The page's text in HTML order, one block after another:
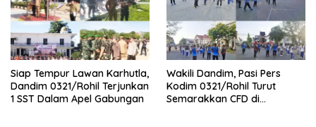
Siap Tempur Lawan Karhutla,
Dandim 0321/Rohil Terjunkan
1 SST Dalam Apel Gabungan
Wakili Dandim, Pasi Pers
Kodim 0321/Rohil Turut
Semarakkan CFD di